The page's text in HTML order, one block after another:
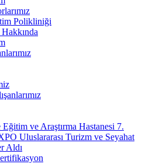
Polikliniği
ve Araştırma Hastanesi 7.
Uluslararası Turizm ve Seyahat
Aldı